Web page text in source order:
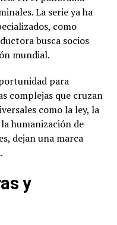
La serie ya ha
como
busca socios
mundial.
para
complejas que cruzan
como la ley, la
humanización de
dejan una marca
y